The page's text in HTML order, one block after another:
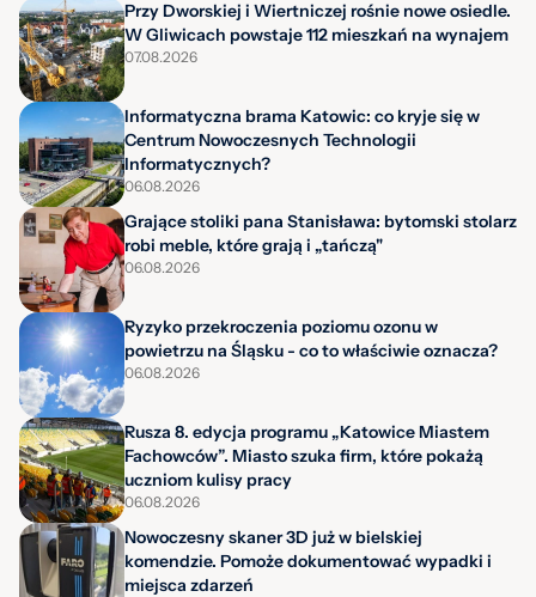
Przy Dworskiej i Wiertniczej rośnie nowe osiedle.
W Gliwicach powstaje 112 mieszkań na wynajem
07.08.2026
Informatyczna brama Katowic: co kryje się w
Centrum Nowoczesnych Technologii
Informatycznych?
06.08.2026
Grające stoliki pana Stanisława: bytomski stolarz
robi meble, które grają i „tańczą"
06.08.2026
Ryzyko przekroczenia poziomu ozonu w
powietrzu na Śląsku - co to właściwie oznacza?
06.08.2026
Rusza 8. edycja programu „Katowice Miastem
Fachowców”. Miasto szuka firm, które pokażą
uczniom kulisy pracy
06.08.2026
Nowoczesny skaner 3D już w bielskiej
komendzie. Pomoże dokumentować wypadki i
miejsca zdarzeń